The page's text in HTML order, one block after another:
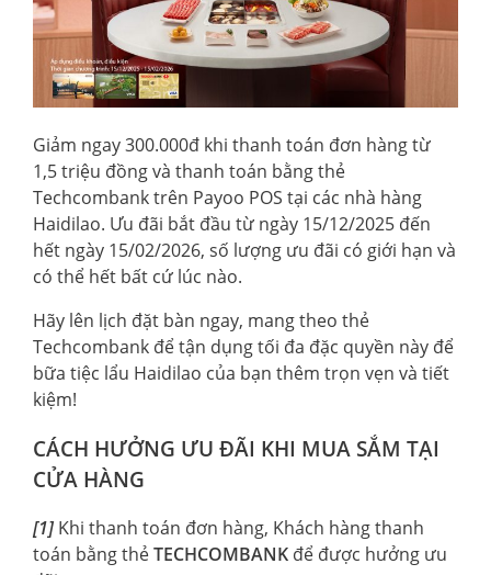
Giảm ngay 300.000đ khi thanh toán đơn hàng từ
1,5 triệu đồng và thanh toán bằng thẻ
Techcombank trên Payoo POS tại các nhà hàng
Haidilao. Ưu đãi bắt đầu từ ngày 15/12/2025 đến
hết ngày 15/02/2026, số lượng ưu đãi có giới hạn và
có thể hết bất cứ lúc nào.
Hãy lên lịch đặt bàn ngay, mang theo thẻ
Techcombank để tận dụng tối đa đặc quyền này để
bữa tiệc lẩu Haidilao của bạn thêm trọn vẹn và tiết
kiệm!
CÁCH HƯỞNG ƯU ĐÃI KHI MUA SẮM TẠI
CỬA HÀNG
[1] Khi thanh toán đơn hàng, Khách hàng thanh
toán bằng thẻTECHCOMBANK để được hưởng ưu